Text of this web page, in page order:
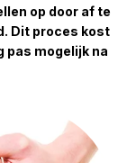
op door af te
Dit proces kost
pas mogelijk na